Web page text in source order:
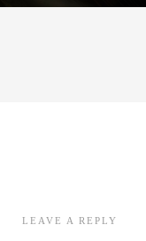
LEAVE A REPLY